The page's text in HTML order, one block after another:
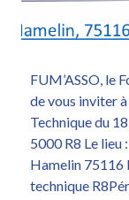
FUM’ASSO, le
de vous inviter
Technique du
5000 R8 Le lieu
Hamelin 75116
technique